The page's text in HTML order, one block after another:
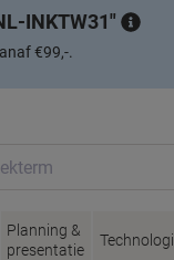
INKTW31
€99,-.
Planning &
presentatie